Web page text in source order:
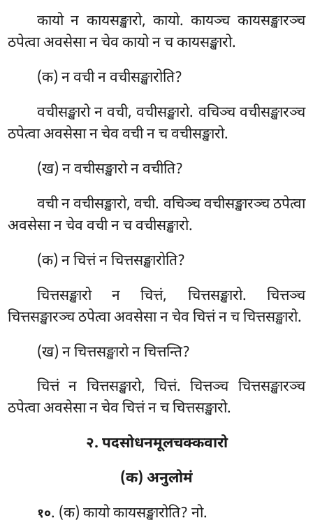
कायो न कायसङ्खारो, कायो. कायञ्च कायसङ्खारञ्च
ठपेत्वा अवसेसा न चेव कायो न च कायसङ्खारो.
(क) न वची न वचीसङ्खारोति?
वचीसङ्खारो न वची, वचीसङ्खारो. वचिञ्च वचीसङ्खारञ्च
ठपेत्वा अवसेसा न चेव वची न च वचीसङ्खारो.
(ख) न वचीसङ्खारो न वचीति?
वची न वचीसङ्खारो, वची. वचिञ्च वचीसङ्खारञ्च ठपेत्वा
अवसेसा न चेव वची न च वचीसङ्खारो.
(क) नचित्तं न चित्तसङ्खारोति?
चित्तसङ्खारो न चित्तं, चित्तसङ्खारो. चित्तञ्च
चित्तसङ्खारञ्च ठपेत्वा अवसेसा न चेव चित्तं न च चित्तसङ्खारो.
(ख) न चित्तसङ्खारो न चित्तन्ति?
चित्तं न चित्तसङ्खारो, चित्तं. चित्तञ्च चित्तसङ्खारञ्च
ठपेत्वा अवसेसा न चेव चित्तं न च चित्तसङ्खारो.
२. पदसोधनमूलचक्कवारो
(क) अनुलोमं
१०. (क) कायो कायसङ्खारोति? नो.